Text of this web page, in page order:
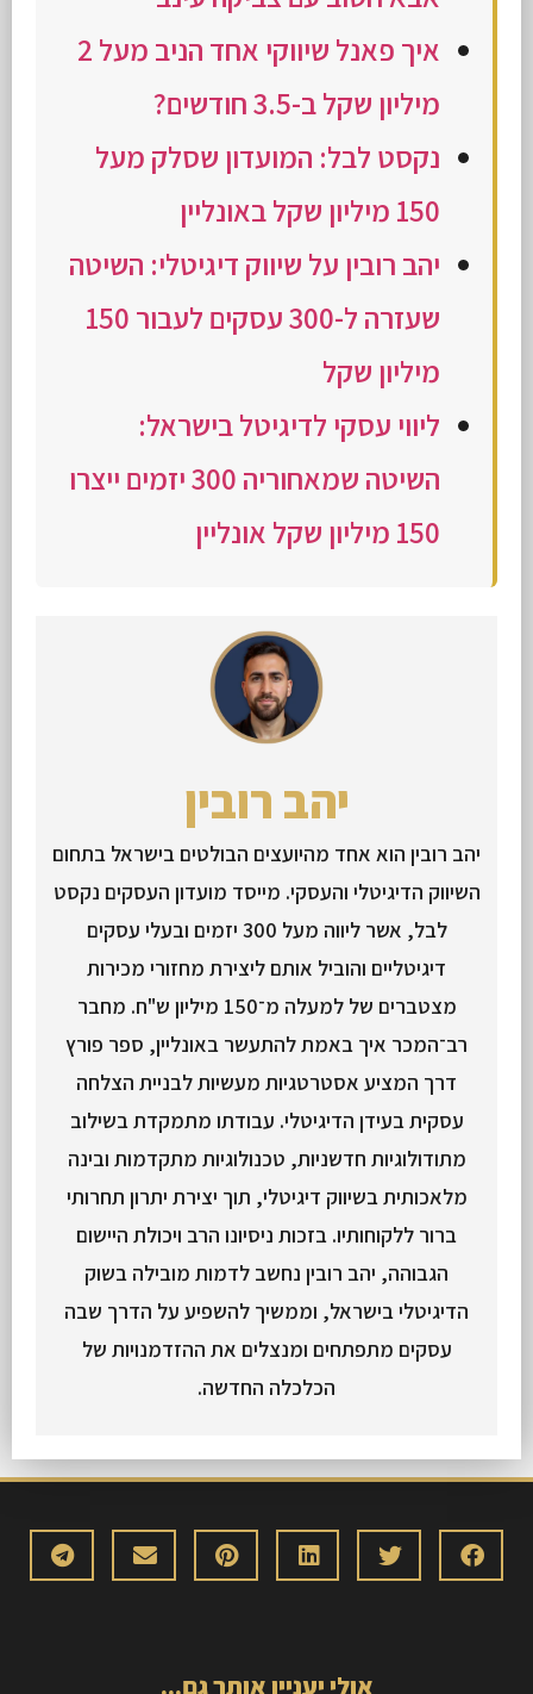
איך פאנל שיווקי אחד הניב מעל 2
מיליון שקל ב-3.5 חודשים?
נקסט לבל: המועדון שסלק מעל
150 מיליון שקל באונליין
יהב רובין על שיווק דיגיטלי: השיטה
שעזרה ל-300 עסקים לעבור 150
מיליון שקל
ליווי עסקי לדיגיטל בישראל:
השיטה שמאחוריה 300 יזמים ייצרו
150 מיליון שקל אונליין
יהב רובין
יהב רובין הוא אחד מהיועצים הבולטים בישראל בתחום
השיווק הדיגיטלי והעסקי. מייסד מועדון העסקים נקסט
לבל, אשר ליווה מעל 300 יזמים ובעלי עסקים
דיגיטליים והוביל אותם ליצירת מחזורי מכירות
מצטברים של למעלה מ־150 מיליון ש"ח. מחבר
רב־המכר איך באמת להתעשר באונליין, ספר פורץ
דרך המציע אסטרטגיות מעשיות לבניית הצלחה
עסקית בעידן הדיגיטלי. עבודתו מתמקדת בשילוב
מתודולוגיות חדשניות, טכנולוגיות מתקדמות ובינה
מלאכותית בשיווק דיגיטלי, תוך יצירת יתרון תחרותי
ברור ללקוחותיו. בזכות ניסיונו הרב ויכולת היישום
הגבוהה, יהב רובין נחשב לדמות מובילה בשוק
הדיגיטלי בישראל, וממשיך להשפיע על הדרך שבה
עסקים מתפתחים ומנצלים את ההזדמנויות של
הכלכלה החדשה.
אולי יעניין אותך גם...